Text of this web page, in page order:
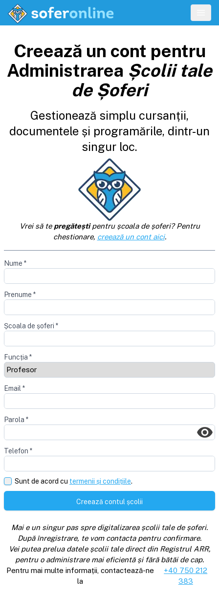
Creează un cont pentru
Administrarea Școlii tale
de Șoferi
Gestionează simplu cursanții,
documentele și programările, dintr-un
singur loc.
Vrei să te pregăteștipentru școala de șoferi? Pentru
chestionare, creează un cont aici.
Nume *
Prenume *
Școala de șoferi *
Funcția *
Email *
Parola *
Telefon *
Sunt de acord cu termenii și condițiile.
Creează contul școlii
Mai e un singur pas spre digitalizarea școlii tale de șoferi.
După înregistrare, te vom contacta pentru confirmare.
Vei putea prelua datele școlii tale direct din Registrul ARR,
pentru o administrare mai eficientă și fără bătăi de cap.
Pentru mai multe informații, contactează-ne
la
+40 750 212
383